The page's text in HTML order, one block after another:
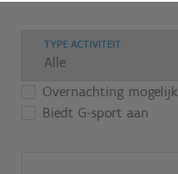
TYPE ACTIVITEIT
Overnachting mogelijk
Biedt G-sport aan